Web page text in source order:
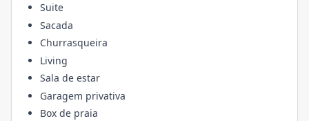
Suite
Sacada
Churrasqueira
Living
Sala de estar
Garagem privativa
Box de praia